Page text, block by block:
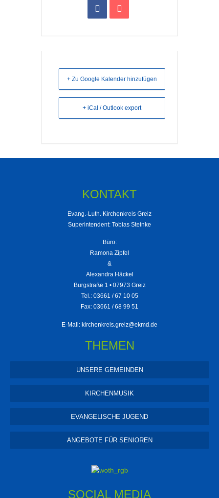
+ Zu Google Kalender hinzufügen
+ iCal / Outlook export
KONTAKT
Evang.-Luth. Kirchenkreis Greiz
Superintendent: Tobias Steinke
Büro:
Ramona Zipfel
&
Alexandra Häckel
Burgstraße 1 • 07973 Greiz
Tel.: 03661 / 67 10 05
Fax: 03661 / 68 99 51
E-Mail: kirchenkreis.greiz@ekmd.de
THEMEN
UNSERE GEMEINDEN
KIRCHENMUSIK
EVANGELISCHE JUGEND
ANGEBOTE FÜR SENIOREN
SOCIAL MEDIA